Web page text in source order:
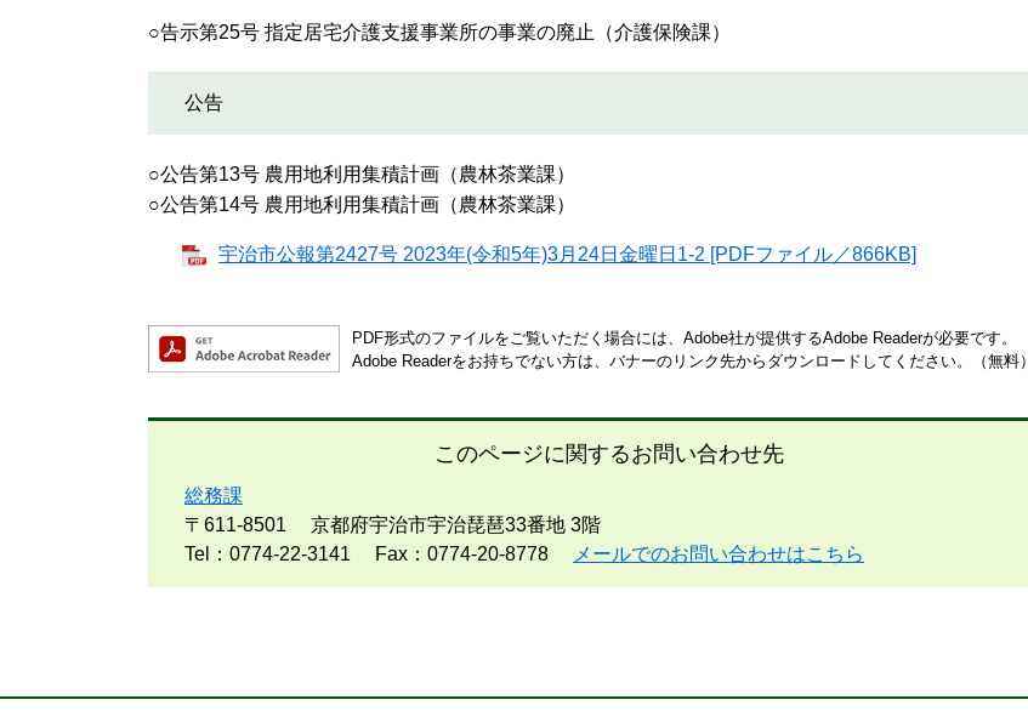
○告示第25号 指定居宅介護支援事業所の事業の廃止（介護保険課）
公告
○公告第13号 農用地利用集積計画（農林茶業課）
○公告第14号 農用地利用集積計画（農林茶業課）​
宇治市公報第2427号 2023年(令和5年)3月24日金曜日1-2 [PDFファイル／866KB]
PDF形式のファイルをご覧いただく場合には、Adobe社が提供するAdobe Readerが必要です。
Adobe Readerをお持ちでない方は、バナーのリンク先からダウンロードしてください。（無料）
このページに関するお問い合わせ先
総務課
〒611-8501
京都府宇治市宇治琵琶33番地 3階
Tel：0774-22-3141
Fax：0774-20-8778 メールでのお問い合わせはこちら